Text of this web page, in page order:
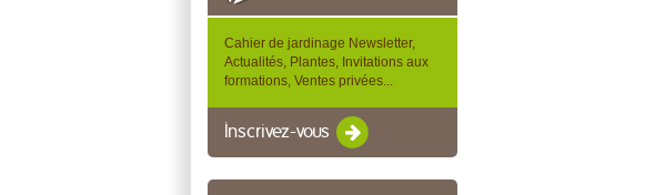
Cahier de jardinage Newsletter,
Actualités, Plantes, Invitations aux
formations, Ventes privées...
Inscrivez-vous